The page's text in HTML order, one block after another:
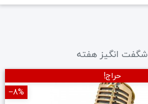
شگفت انگیز هفته
حراج!
‎−8%